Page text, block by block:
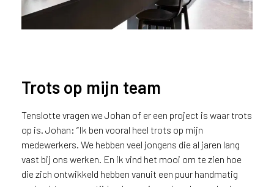
Tafel met geïntegreerde
plantenbak
Trots op mijn team
Tenslotte vragen we Johan of er een project is waar trots
op is. Johan: “Ik ben vooral heel trots op mijn
medewerkers. We hebben veel jongens die al jaren lang
vast bij ons werken. En ik vind het mooi om te zien hoe
die zich ontwikkeld hebben vanuit een puur handmatig